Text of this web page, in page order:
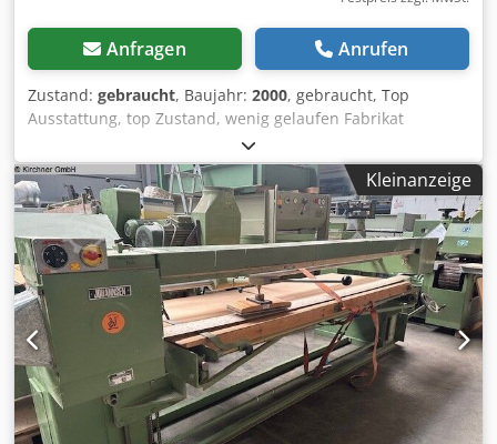
Anfragen Anrufen
Zustand: gebraucht, Baujahr: 2000, gebraucht, Top
Ausstattung, top Zustand, wenig gelaufen Fabrikat
Johannsen Typ T94 Baujahr 2000 Masch.-Nr. 22138 CE-
baumustergeprüft GS-holzstaubgeprüft Motor 5,5 / 0,25
kW Schleiflänge ca. 2600 x 960 mm Schleifbreite ca. 960
mm Bandlänge ca. 7800 x 150 mm Tischgröße ca. 2790 x
960 mm Kröpfung rechts ca. 850 mm Dedpsyvvr Iefx Aglock
Verstellung elektrisch obere Bandabdeckung obere
Schleifauflage Tischbeleuchtung Bandgeschwindigkeiten
1434 m/min. Rechts-Links-Lauf Bandausblasung
Schleifschuh 300 x 140 mm Absauganschluss D 180 mm
Platzbedarf ca. 4000 x 1500 x 1500 mm Gewicht ca. 1000 kg
Gesamtanschlusswert ca. 5,7 kW Lagerort 97447
Gerolzhofen, frei verladen, unverpackt Übergabe im
Istzustand wie besichtigt, ohne Garantie und
Kleinanzeige